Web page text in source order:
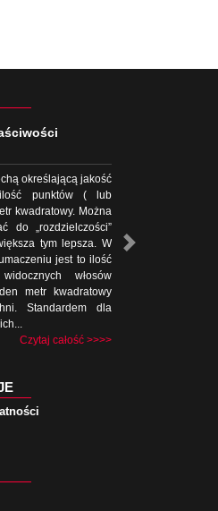
określającą jakość
punktów ( lub
kwadratowy. Można
do „rozdzielczości”
tym lepsza. W
jest to ilość
włosów
metr kwadratowy
Standardem dla
Czytaj całość >>>>